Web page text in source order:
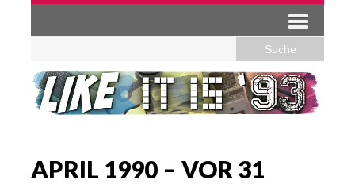
APRIL 1990 – VOR 31